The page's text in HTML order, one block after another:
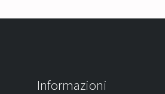
Informazioni